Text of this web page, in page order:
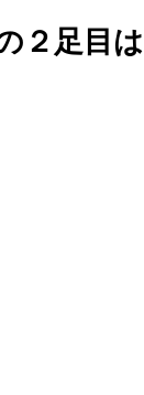
２足目は